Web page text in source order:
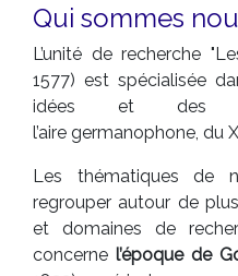
Qui sommes
L’unité de recherche
1577) est spécialisée
idées et des
l’aire germanophone, du
Les thématiques de
regrouper autour de
et domaines de
concerne l’époque de